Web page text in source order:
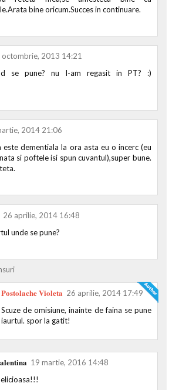
bine oricum.Succes in continuare.
octombrie, 2013 14:21
se pune? nu l-am regasit in PT? :)
2014 21:06
este dementiala la ora asta eu o incerc (eu
si poftele isi spun cuvantul),super bune.
26 aprilie, 2014 16:48
unde se pune?
Postolache Violeta 26 aprilie, 2014 17:49
Scuze de omisiune, inainte de faina se pune
iaurtul. spor la gatit!
19 martie, 2016 14:48